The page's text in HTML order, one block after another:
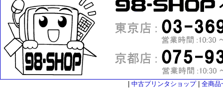
中古プリンタショップ| 全商品